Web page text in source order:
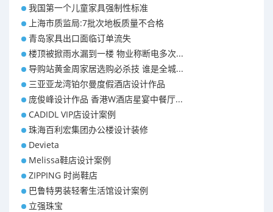
我国第一个儿童家具强制性标准
上海市质监局:7批次地板质量不合格
青岛家具出口面临订单流失
楼顶被掀雨水漏到一楼 物业称断电多次...
导购站黄金周家居选购必杀技 谁是全城...
三亚亚龙湾铂尔曼度假酒店设计作品
庞俊峰设计作品 香港W酒店星宴中餐厅...
CADIDL VIP店设计案例
珠海百利宏集团办公楼设计装修
Devieta
Melissa鞋店设计案例
ZIPPING 时尚鞋店
巴鲁特男装轻奢生活馆设计案例
立强珠宝